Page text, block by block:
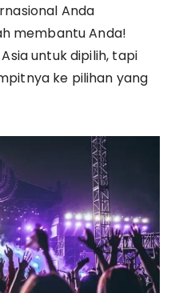
Anda
membantu Anda!
untuk dipilih, tapi
ke pilihan yang